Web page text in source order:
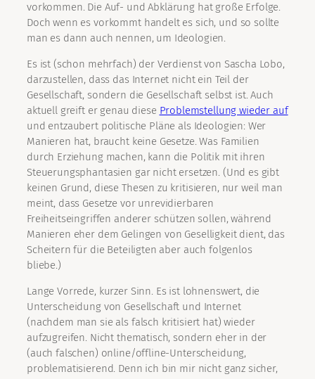
vorkommen. Die Auf- und Abklärung hat große Erfolge.
Doch wenn es vorkommt handelt es sich, und so sollte
man es dann auch nennen, um Ideologien.
Es ist (schon mehrfach) der Verdienst von Sascha Lobo,
darzustellen, dass das Internet nicht ein Teil der
Gesellschaft, sondern die Gesellschaft selbst ist. Auch
aktuell greift er genau diese Problemstellung wieder auf
und entzaubert politische Pläne als Ideologien: Wer
Manieren hat, braucht keine Gesetze. Was Familien
durch Erziehung machen, kann die Politik mit ihren
Steuerungsphantasien gar nicht ersetzen. (Und es gibt
keinen Grund, diese Thesen zu kritisieren, nur weil man
meint, dass Gesetze vor unrevidierbaren
Freiheitseingriffen anderer schützen sollen, während
Manieren eher dem Gelingen von Geselligkeit dient, das
Scheitern für die Beteiligten aber auch folgenlos
bliebe.)
Lange Vorrede, kurzer Sinn. Es ist lohnenswert, die
Unterscheidung von Gesellschaft und Internet
(nachdem man sie als falsch kritisiert hat) wieder
aufzugreifen. Nicht thematisch, sondern eher in der
(auch falschen) online/offline-Unterscheidung,
problematisierend. Denn ich bin mir nicht ganz sicher,